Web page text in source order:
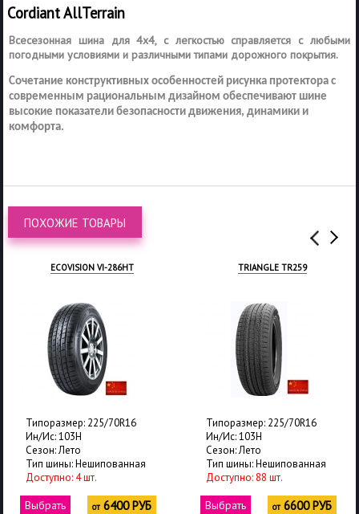
Cordiant AllTerrain
Всесезонная шина для 4х4, с легкостью справляется с любыми
погодными условиями и различными типами дорожного покрытия.
Сочетание конструктивных особенностей рисунка протектора с
современным рациональным дизайном обеспечивают шине
высокие показатели безопасности движения, динамики и
комфорта.
ПОХОЖИЕ ТОВАРЫ
ECOVISION VI-286HT
Типоразмер: 225/70R16
Ин/Ис: 103H
Сезон: Лето
Тип шины: Нешипованная
Доступно: 4 шт.
Выбрать от6400 РУБ
TRIANGLE TR259
Типоразмер: 225/70R16
Ин/Ис: 103H
Сезон: Лето
Тип шины: Нешипованная
Доступно: 88 шт.
Выбрать от6600 РУБ